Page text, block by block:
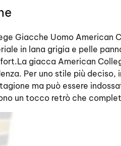
Giacche Uomo American
in lana grigia e pelle
giacca American
Per uno stile più
ma può essere
un tocco retrò che